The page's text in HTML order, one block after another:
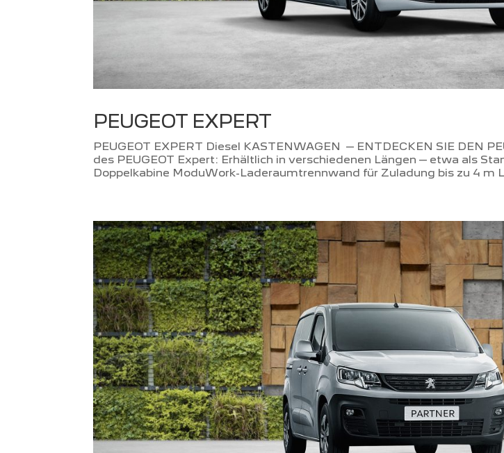
PEUGEOT EXPERT
PEUGEOT EXPERT Diesel KASTENWAGEN – ENTDECKEN SIE DEN
des PEUGEOT Expert: Erhältlich in verschiedenen Längen – etwa als
Doppelkabine ModuWork-Laderaumtrennwand für Zuladung bis zu 4 m